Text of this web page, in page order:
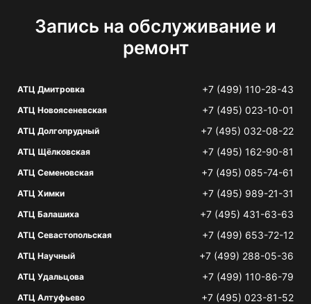
Запись на обслуживание и
ремонт
АТЦ Дмитровка +7 (499) 110-28-43
АТЦ Новоясеневская +7 (495) 023-10-01
АТЦ Долгопрудный +7 (495) 032-08-22
АТЦ Щёлковская +7 (495) 162-90-81
АТЦ Семеновская +7 (495) 085-74-61
АТЦ Химки +7 (495) 989-21-31
АТЦ Балашиха +7 (495) 431-63-63
АТЦ Севастопольская +7 (499) 653-72-12
АТЦ Научный +7 (499) 288-05-36
АТЦ Удальцова +7 (499) 110-86-79
АТЦ Алтуфьево +7 (495) 023-81-52